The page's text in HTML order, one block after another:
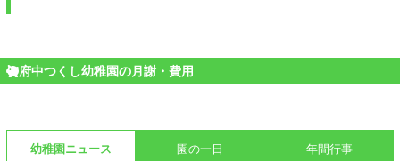
府中つくし幼稚園の月謝・費用
幼稚園ニュース 園の一日 年間行事